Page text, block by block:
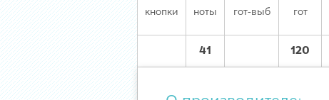
кнопки ноты гот-выб гот
41 120